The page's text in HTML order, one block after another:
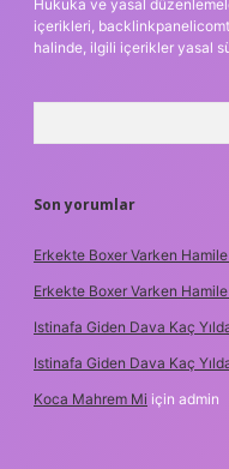
Hukuka ve yasal
içerikleri,
halinde, ilgili içerikler yasal
Son yorumlar
Erkekte Boxer Varken Hamile
Erkekte Boxer Varken Hamile
Istinafa Giden Dava Kaç
Istinafa Giden Dava Kaç
Koca Mahrem Mi için admin